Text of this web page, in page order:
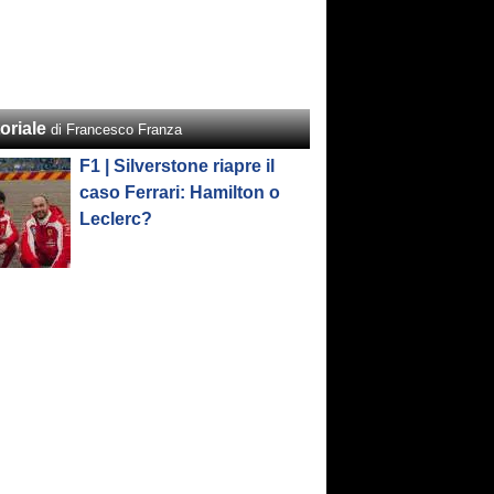
di Francesco Franza
F1 | Silverstone riapre il
caso Ferrari: Hamilton o
Leclerc?